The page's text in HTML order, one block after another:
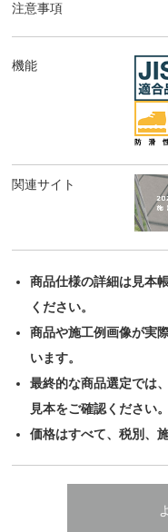
注意事項
機能
関連サイト
商品仕様の詳細は見本
ください。
商品や施工例画像が実
います。
最終的な商品選定では
見本をご確認ください。
価格はすべて、税別、